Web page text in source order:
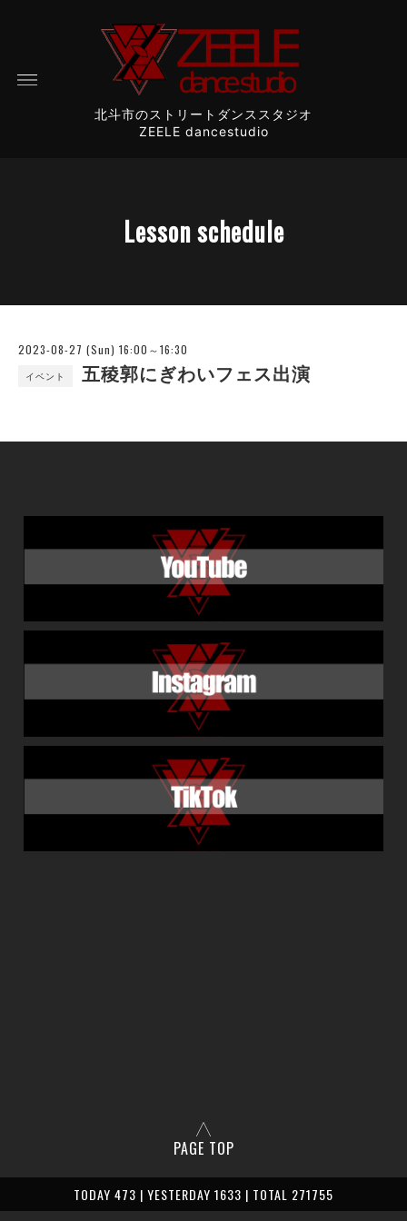
北斗市のストリートダンススタジオ
ZEELE dancestudio
Lesson schedule
2023-08-27 (Sun) 16:00～16:30
イベント 五稜郭にぎわいフェス出演
PAGE TOP
TODAY 473 | YESTERDAY 1633 | TOTAL 271755